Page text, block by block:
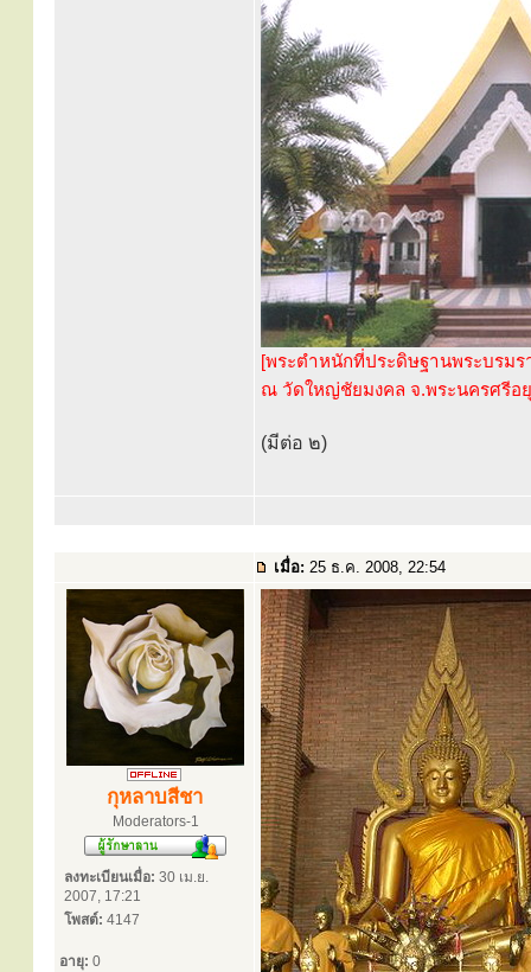
[พระตำหนักที่ประดิษฐานพระบรม
ณ วัดใหญ่ชัยมงคล จ.พระนครศรีอ
(มีต่อ ๒)
เมื่อ: 25 ธ.ค. 2008, 22:54
กุหลาบสีชา
Moderators-1
ลงทะเบียนเมื่อ: 30 เม.ย.
2007, 17:21
โพสต์: 4147
อายุ: 0